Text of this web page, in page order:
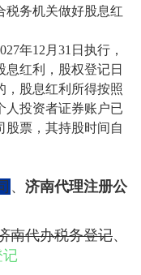
税务机关做好股息红
年12月31日执行，
红利，股权登记日
，股息红利所得按照
人投资者证券账户已
股票，其持股时间自
、 济南代理注册公
南代办税务登记、